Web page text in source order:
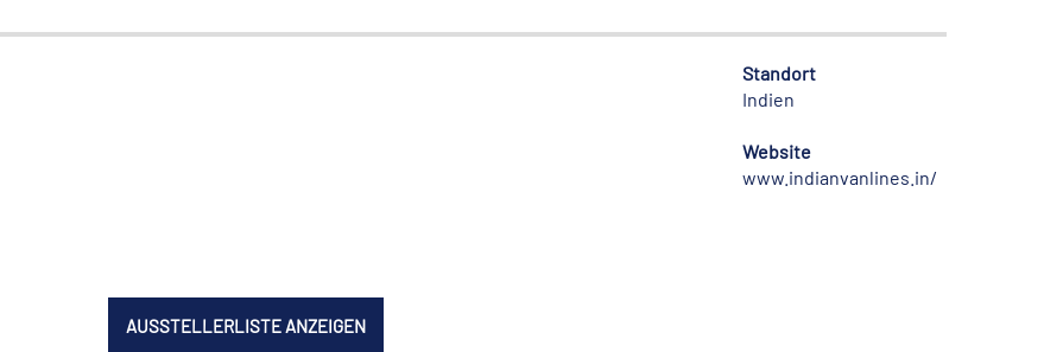
Standort
Indien
Website
www.indianvanlines.in/
AUSSTELLERLISTE ANZEIGEN